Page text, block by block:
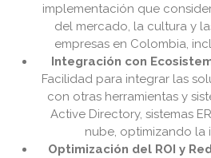
implementación que
del mercado, la cultura y
empresas en Colombia,
Integración con
Facilidad para integrar las
con otras herramientas y
Active Directory, sistemas
nube, optimizando la
Optimización del ROI y